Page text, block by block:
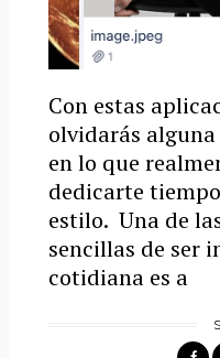
Con estas
olvidarás
en lo que
dedicarte
estilo. Una de
sencillas de ser
cotidiana es a